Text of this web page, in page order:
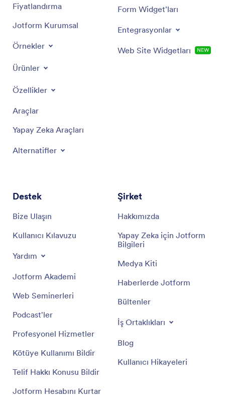
Fiyatlandırma
Jotform Kurumsal
Örnekler
Ürünler
Özellikler
Araçlar
Yapay Zeka Araçları
Alternatifler
Form Widget'ları
Entegrasyonlar
Web Site Widgetları YENİ
Destek
Bize Ulaşın
Kullanıcı Kılavuzu
Yardım
Jotform Akademi
Web Seminerleri
Podcast'ler
Profesyonel Hizmetler
Kötüye Kullanımı Bildir
Telif Hakkı Konusu Bildir
Jotform Hesabını Kurtar
Şirket
Hakkımızda
Yapay Zeka için Jotform
Bilgileri
Medya Kiti
Haberlerde Jotform
Bültenler
İş Ortaklıkları
Blog
Kullanıcı Hikayeleri